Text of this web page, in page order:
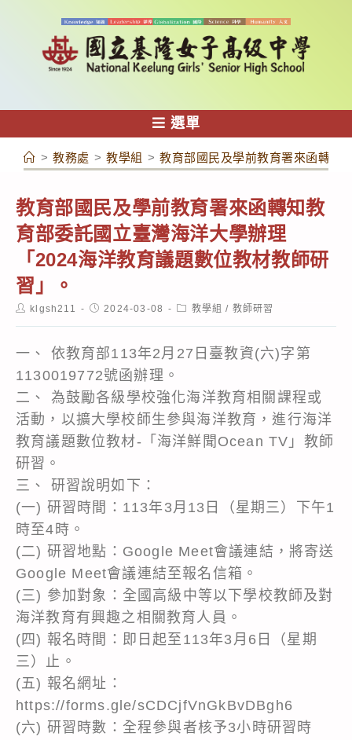
容
選單
> 教務處 > 教學組 > 教育部國民及學前教育署來函轉知
教育部國民及學前教育署來函轉知教
育部委託國立臺灣海洋大學辦理
「2024海洋教育議題數位教材教師研
習」。
Postklgsh211
Post2024-03-08
Post教學組 / 教師研習
一、 依教育部113年2月27日臺教資(六)字第
1130019772號函辦理。
二、 為鼓勵各級學校強化海洋教育相關課程或
活動，以擴大學校師生參與海洋教育，進行海洋
教育議題數位教材-「海洋鮮聞Ocean TV」教師
研習。
三、 研習說明如下：
(一) 研習時間：113年3月13日（星期三）下午1
時至4時。
(二) 研習地點：Google Meet會議連結，將寄送
Google Meet會議連結至報名信箱。
(三) 參加對象：全國高級中等以下學校教師及對
海洋教育有興趣之相關教育人員。
(四) 報名時間：即日起至113年3月6日（星期
三）止。
(五) 報名網址：
https://forms.gle/sCDCjfVnGkBvDBgh6
(六) 研習時數：全程參與者核予3小時研習時